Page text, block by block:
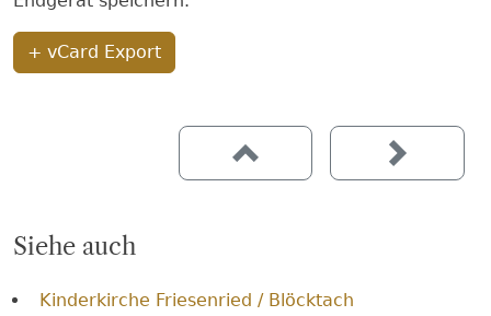
+ vCard Export
Siehe auch
Kinderkirche Friesenried / Blöcktach